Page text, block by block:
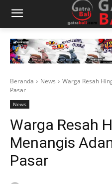
Beranda News
Warga Resah
Pasar
News
Warga Resah
Menangis
Pasar